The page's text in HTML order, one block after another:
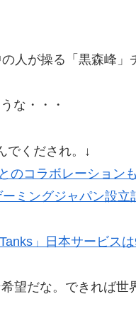
人が操る「黒森峰
な・・・
でくだされ。↓
コラボレーション
ミングジャパン設立
」日本サービスは
望だな。できれば世